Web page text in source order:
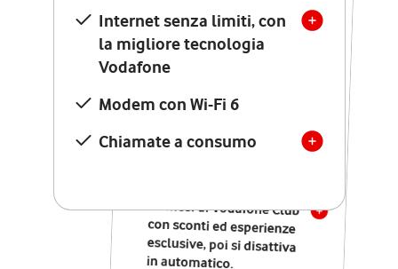
Internet senza limiti, con
la migliore tecnologia
Vodafone
Modem con Wi-Fi 6
Chiamate a consumo
Internet senza limiti, con
la migliore tecnologia
Vodafone
Modem Seven con Wi-Fi 7
Chiamate illimitate verso
numeri fissi e mobili
nazionali
12 mesi di Vodafone Club
con sconti ed esperienze
esclusive, poi si disattiva
in automatico.